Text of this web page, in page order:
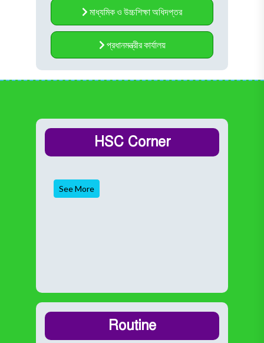
মাধ্যমিক ও উচ্চশিক্ষা অধিদপ্তর
প্রধানমন্ত্রীর কার্যালয়
HSC Corner
See More
Routine